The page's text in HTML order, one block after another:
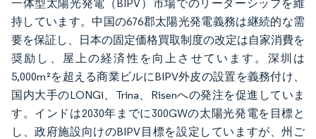
一体型太陽光発電（BIPV）市場でのリーダーシップを維
持しています。中国の676郡太陽光発電義務は継続的な需
要を保証し、日本の固定価格買取制度の改定は自家消費を
奨励し、屋上の経済性を向上させています。深圳は
5,000m²を超える商業ビルにBIPV外皮の設置を義務付け、
国内大手のLONGi、Trina、Risenへの発注を促進していま
す。インドは2030年までに300GWの太陽光発電を目標と
し、政府施設向けのBIPV目標を設定していますが、州ご